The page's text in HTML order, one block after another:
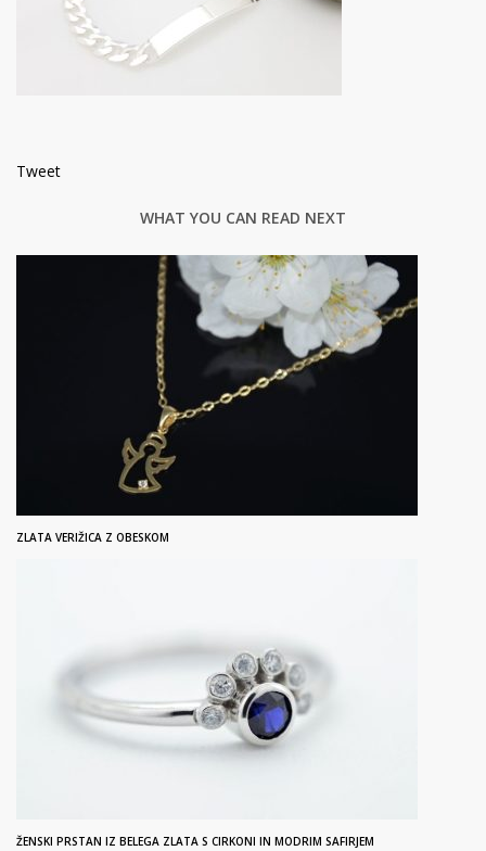
Tweet
WHAT YOU CAN READ NEXT
ZLATA VERIŽICA Z OBESKOM
ŽENSKI PRSTAN IZ BELEGA ZLATA S CIRKONI IN MODRIM SAFIRJEM